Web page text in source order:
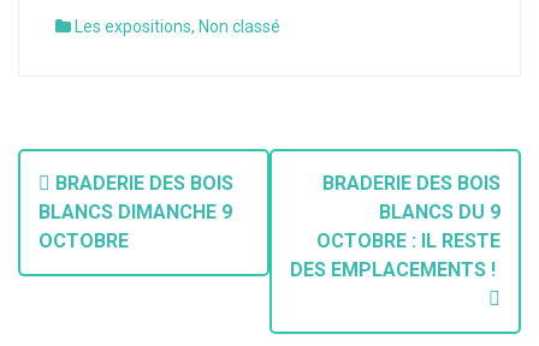
Les expositions, Non classé
BRADERIE DES BOIS
BLANCS DIMANCHE 9
OCTOBRE
BRADERIE DES BOIS
BLANCS DU 9
OCTOBRE : IL RESTE
DES EMPLACEMENTS !